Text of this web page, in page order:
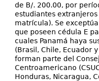
de B/. 200.00, por
estudiantes
matrícula). Se
que poseen cédula E
cuales Panamá haya
(Brasil, Chile, Ecuador
forman parte del
Centroamericano
Honduras, Nicaragua,